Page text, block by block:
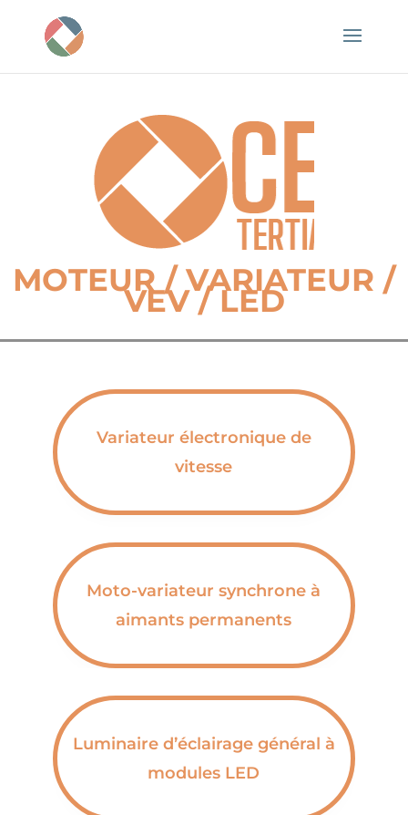
MOTEUR / VARIATEUR /
VEV / LED
Variateur électronique de
vitesse
Moto-variateur synchrone à
aimants permanents
Luminaire d’éclairage général à
modules LED